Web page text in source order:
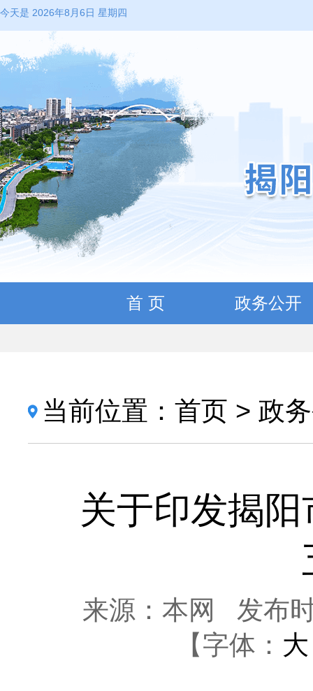
今天是 2026年8月6日 星期四
首 页 政务公开
当前位置： 首页 > 政
关于印发揭
来源：本网
发布
【字体： 大